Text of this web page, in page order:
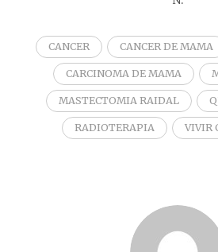
CANCER CANCER DE MAMA
CARCINOMA DE MAMA
MASTECTOMIA RAIDAL
RADIOTERAPIA VIVIR